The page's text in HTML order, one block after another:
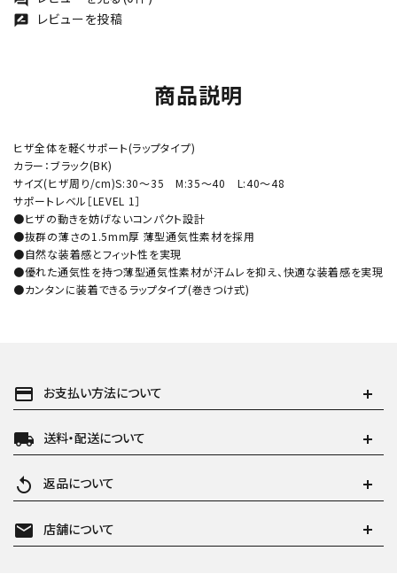
rate_review レビューを投稿
商品説明
ヒザ全体を軽くサポート(ラップタイプ)
カラー：ブラック(BK)
サイズ(ヒザ周り/cm)S:30～35 M:35～40 L:40～48
サポートレベル［LEVEL 1］
●ヒザの動きを妨げないコンパクト設計
●抜群の薄さの1.5mm厚 薄型通気性素材を採用
●自然な装着感とフィット性を実現
●優れた通気性を持つ薄型通気性素材が汗ムレを抑え、快適な装着感を実現
●カンタンに装着できるラップタイプ(巻きつけ式)
payment お支払い方法について
local_shipping 送料・配送について
replay 返品について
mail 店舗について